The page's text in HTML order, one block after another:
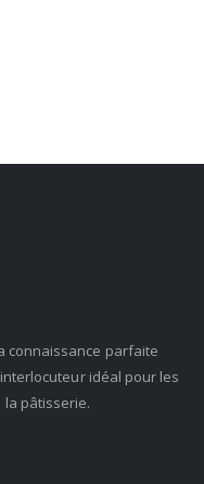
connaissance parfaite
idéal pour les
pâtisserie.